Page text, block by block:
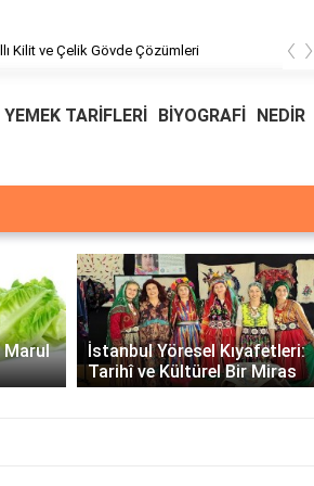
Kilit ve Çelik Gövde Çözümleri ‹ ›
YEMEK TARİFLERİ BİYOGRAFİ NEDİR
Kıyafetleri:
Bir Miras
Üssü
E Üssünün İntegrali
Matematiksel
Örnekler